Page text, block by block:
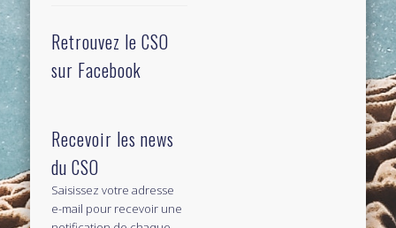
Retrouvez le CSO
sur Facebook
Recevoir les news
du CSO
Saisissez votre adresse
e-mail pour recevoir une